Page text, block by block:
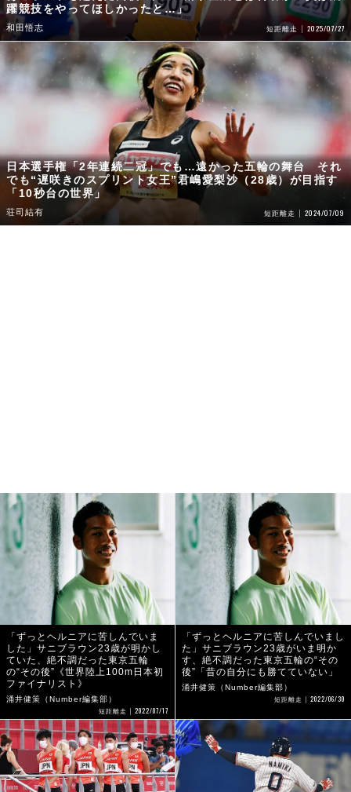
躍競技をやってほしかったと…」
和田悟志 短距離走 2025/07/27
日本選手権「2年連続二冠」でも…遠かった五輪の舞台 それ
でも“遅咲きのスプリント女王”君嶋愛梨沙（28歳）が目指す
「10秒台の世界」
荘司結有 短距離走 2024/07/09
「ずっとヘルニアに苦しんでいま
した」サニブラウン23歳が明かし
ていた、絶不調だった東京五輪
の“その後”《世界陸上100m日本初
ファイナリスト》
涌井健策（Number編集部）
短距離走 2022/07/17
「ずっとヘルニアに苦しんでいまし
た」サニブラウン23歳がいま明か
す、絶不調だった東京五輪の“その
後”「昔の自分にも勝てていない」
涌井健策（Number編集部）
短距離走 2022/06/30